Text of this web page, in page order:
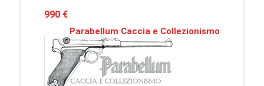
990 €
Parabellum Caccia e Collezionismo